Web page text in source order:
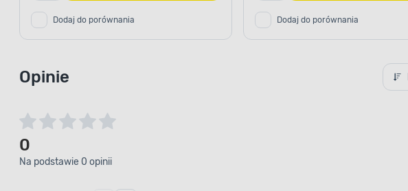
Dodaj do porównania Dodaj do porównania
Opinie
0
Na podstawie 0 opinii